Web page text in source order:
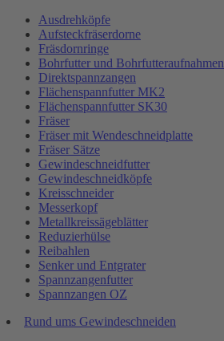
Ausdrehköpfe
Aufsteckfräserdorne
Fräsdornringe
Bohrfutter und Bohrfutteraufnahmen
Direktspannzangen
Flächenspannfutter MK2
Flächenspannfutter SK30
Fräser
Fräser mit Wendeschneidplatte
Fräser Sätze
Gewindeschneidfutter
Gewindeschneidköpfe
Kreisschneider
Messerkopf
Metallkreissägeblätter
Reduzierhülse
Reibahlen
Senker und Entgrater
Spannzangenfutter
Spannzangen OZ
Rund ums Gewindeschneiden